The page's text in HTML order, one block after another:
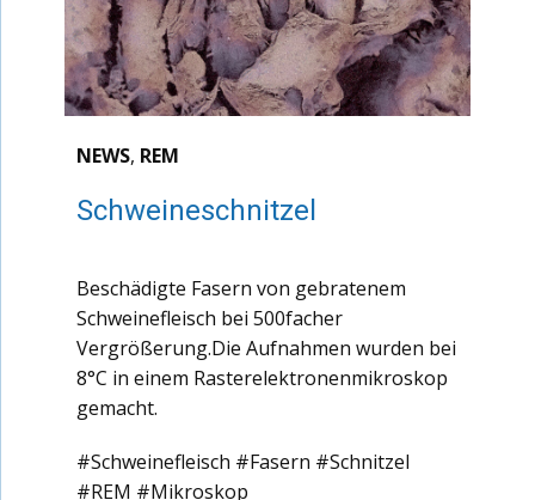
NEWS, REM
Schweineschnitzel
Beschädigte Fasern von gebratenem
Schweinefleisch bei 500facher
Vergrößerung.Die Aufnahmen wurden bei
8°C in einem Rasterelektronenmikroskop
gemacht.
#Schweinefleisch #Fasern #Schnitzel
#REM #Mikroskop